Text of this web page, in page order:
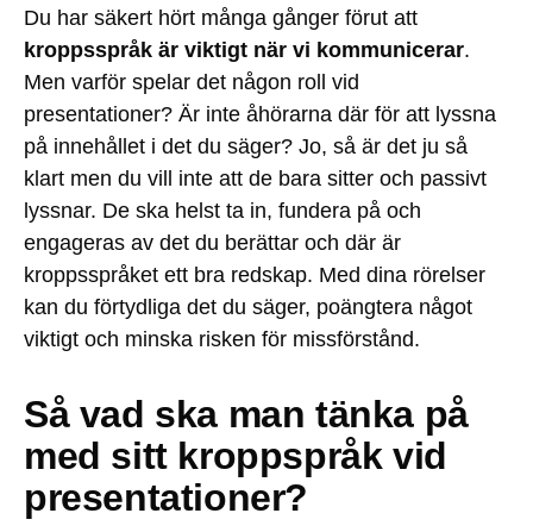
Du har säkert hört många gånger förut att
kroppsspråk är viktigt när vi kommunicerar.
Men varför spelar det någon roll vid
presentationer? Är inte åhörarna där för att lyssna
på innehållet i det du säger? Jo, så är det ju så
klart men du vill inte att de bara sitter och passivt
lyssnar. De ska helst ta in, fundera på och
engageras av det du berättar och där är
kroppsspråket ett bra redskap. Med dina rörelser
kan du förtydliga det du säger, poängtera något
viktigt och minska risken för missförstånd.
Så vad ska man tänka på
med sitt kroppspråk vid
presentationer?